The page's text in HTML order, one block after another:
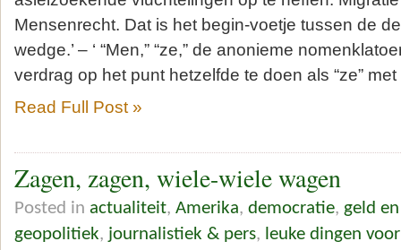
Mensenrecht. Dat is het begin-voetje tussen de
wedge.’ – ‘ “Men,” “ze,” de anonieme
verdrag op het punt hetzelfde te doen als “ze”
Read Full Post »
Zagen, zagen, wiele-wiele wagen
Posted in actualiteit, Amerika, democratie, geld
geopolitiek, journalistiek & pers, leuke dingen